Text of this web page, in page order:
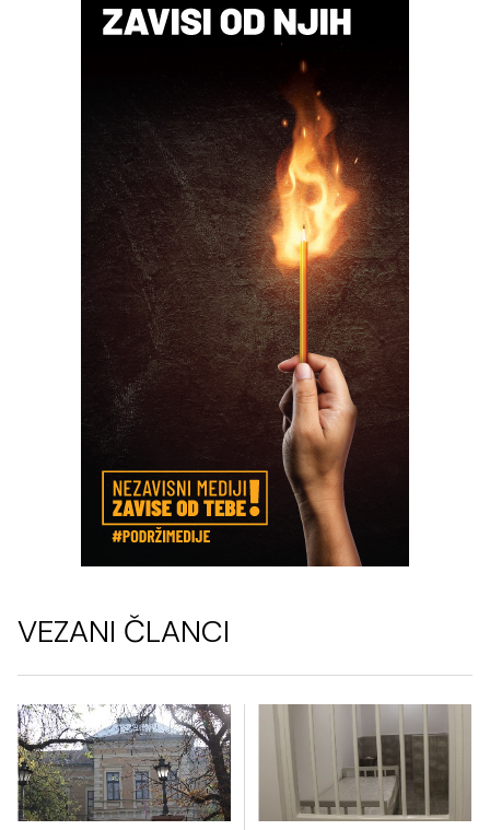
VEZANI ČLANCI